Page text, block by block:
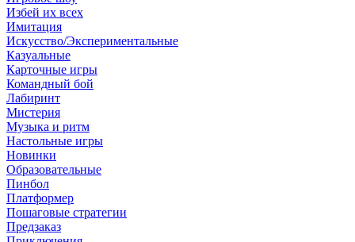
Избей их всех
Имитация
Искусство/Экспериментальные
Казуальные
Карточные игры
Командный бой
Лабиринт
Мистерия
Музыка и ритм
Настольные игры
Новинки
Образовательные
Пинбол
Платформер
Пошаговые стратегии
Предзаказ